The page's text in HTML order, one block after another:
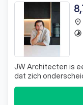
JW Architecten is
dat zich
vakmanschap. Wij
en realiseren van
place
timelapse